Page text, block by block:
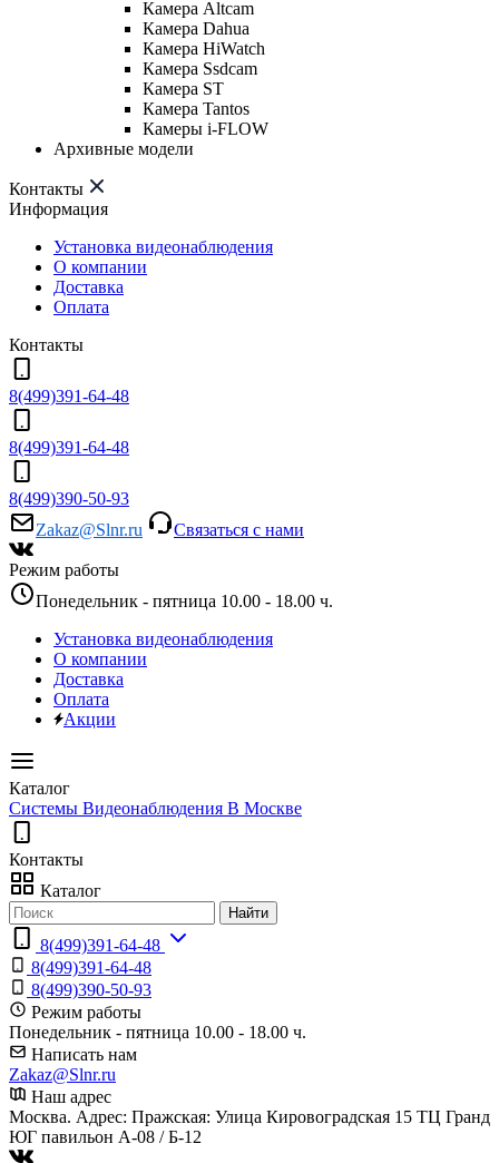
Камера Altcam
Камера Dahua
Камера HiWatch
Камера Ssdcam
Камера ST
Камера Tantos
Камеры i-FLOW
Архивные модели
Контакты
Информация
Установка видеонаблюдения
О компании
Доставка
Оплата
Контакты
8(499)391-64-48
8(499)391-64-48
8(499)390-50-93
Zakaz@Slnr.ru
Связаться с нами
Режим работы
Понедельник - пятница 10.00 - 18.00 ч.
Установка видеонаблюдения
О компании
Доставка
Оплата
Акции
Каталог
Системы Видеонаблюдения В Москве
Контакты
Каталог
Найти
8(499)391-64-48
8(499)391-64-48
8(499)390-50-93
Режим работы
Понедельник - пятница 10.00 - 18.00 ч.
Написать нам
Zakaz@Slnr.ru
Наш адрес
Москва. Адрес: Пражская: Улица Кировоградская 15 ТЦ Гранд
ЮГ павильон А-08 / Б-12